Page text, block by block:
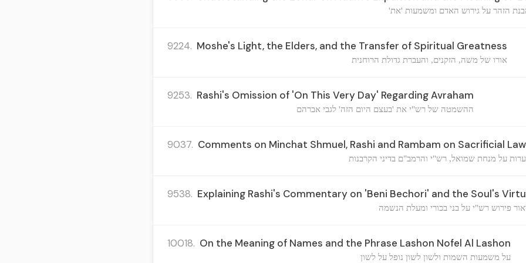
הזהר על גירוש האדם ומשמעות 'את'
9224. Moshe's Light, the Elders, and the Transfer of Spiritual Greatness
אורו של משה, הזקנים, והעברת גדולת הרוחנית
9253. Rashi's Omission of 'On This Very Day' Regarding Avraham
ההשמטה של רש"י את 'בעצם היום הזה' לגבי אברהם
9037. Comments on Minchat Shmuel, Rashi and Rambam on Sacrificial
על מנחת שמואל, רש"י והרמב"ם בדיני הקרבנות
9538. Explaining Rashi's Commentary on 'Beni Bechori' and the Soul's
פירוש רש"י על בני בכורי ומעלת הנשמה
10018. On the Meaning of Names and the Phrase Lashon Nofel Al Lashon
על משמעות השמות ולשון לשון נופל על לשון